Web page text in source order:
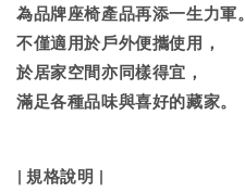
為品牌座椅產品再添一生力軍。
不僅適用於戶外便攜使用，
於居家空間亦同樣得宜，
滿足各種品味與喜好的藏家。
| 規格說明 |